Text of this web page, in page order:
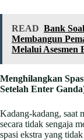
READ Bank
Membangun
Melalui Asesmen
Menghilangkan
Setelah Enter
Kadang-kadang, saat
secara tidak sengaja
spasi ekstra yang